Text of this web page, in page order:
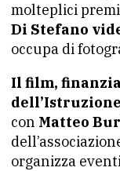
molteplici
Di Stefano
occupa di
Il film,
con Matteo
organizza